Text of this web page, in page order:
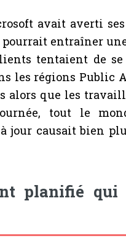
avait averti
entraîner
tentaient de
les régions Public
alors que les
tout le
jour causait bien
planifié qui